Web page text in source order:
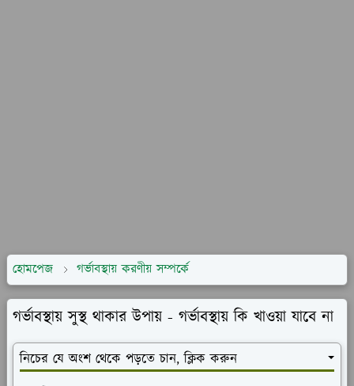
হোমপেজ গর্ভাবস্থায় করণীয় সম্পর্কে
গর্ভাবস্থায় সুস্থ থাকার উপায় - গর্ভাবস্থায় কি খাওয়া যাবে না
নিচের যে অংশ থেকে পড়তে চান, ক্লিক করুন